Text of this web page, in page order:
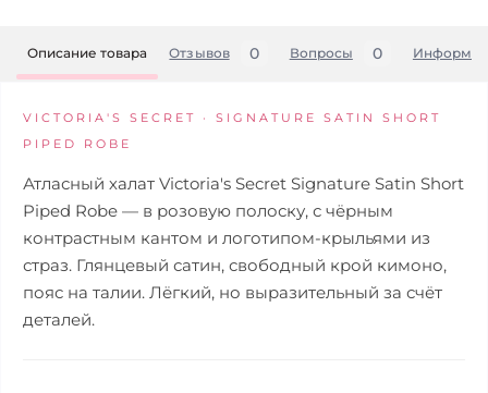
Описание товара Отзывов 0 Вопросы 0
VICTORIA'S SECRET · SIGNATURE SATIN SHORT
PIPED ROBE
Атласный халат Victoria's Secret Signature Satin Short
Piped Robe — в розовую полоску, с чёрным
контрастным кантом и логотипом-крыльями из
страз. Глянцевый сатин, свободный крой кимоно,
пояс на талии. Лёгкий, но выразительный за счёт
деталей.